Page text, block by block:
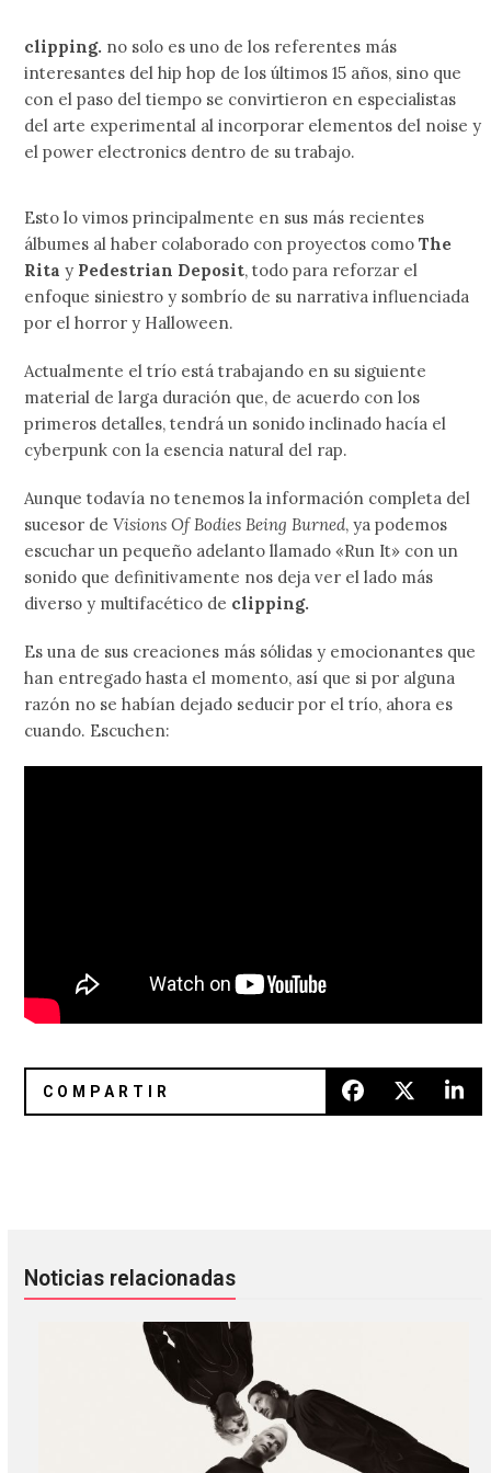
clipping. no solo es uno de los referentes más
interesantes del hip hop de los últimos 15 años, sino que
con el paso del tiempo se convirtieron en especialistas
del arte experimental al incorporar elementos del noise y
el power electronics dentro de su trabajo.
Esto lo vimos principalmente en sus más recientes
álbumes al haber colaborado con proyectos comoThe
Ritay Pedestrian Deposit, todo para reforzar el
enfoque siniestro y sombrío de su narrativa influenciada
por el horror y Halloween.
Actualmente el trío está trabajando en su siguiente
material de larga duración que, de acuerdo con los
primeros detalles, tendrá un sonido inclinado hacía el
cyberpunk con la esencia natural del rap.
Aunque todavía no tenemos la información completa del
sucesor deVisions Of Bodies Being Burned, ya podemos
escuchar un pequeño adelanto llamado «Run It» con un
sonido que definitivamente nos deja ver el lado más
diverso y multifacético de clipping.
Es una de sus creaciones más sólidas y emocionantes que
han entregado hasta el momento, así que si por alguna
razón no se habían dejado seducir por el trío, ahora es
cuando. Escuchen:
Noticias relacionadas